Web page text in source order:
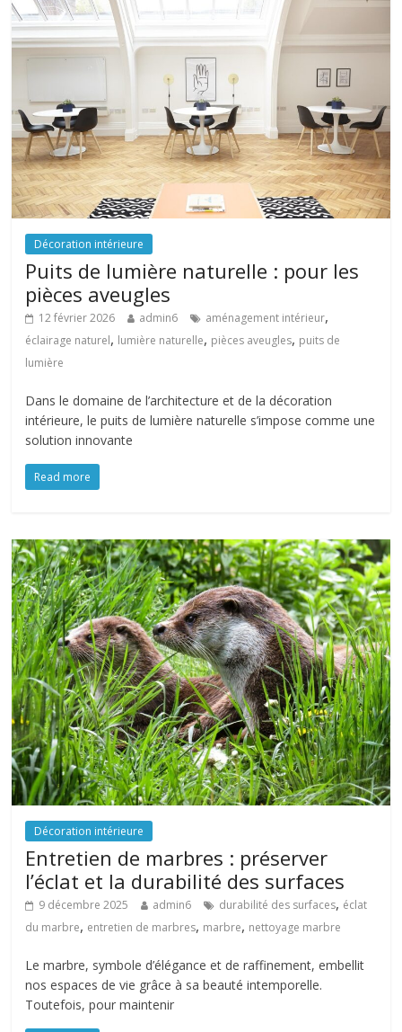
Décoration intérieure
Puits de lumière naturelle : pour les
pièces aveugles
12 février 2026 admin6 aménagement intérieur,
éclairage naturel, lumière naturelle, pièces aveugles, puits de
lumière
Dans le domaine de l’architecture et de la décoration
intérieure, le puits de lumière naturelle s’impose comme une
solution innovante
Read more
Décoration intérieure
Entretien de marbres : préserver
l’éclat et la durabilité des surfaces
9 décembre 2025 admin6 durabilité des surfaces, éclat
du marbre, entretien de marbres, marbre, nettoyage marbre
Le marbre, symbole d’élégance et de raffinement, embellit
nos espaces de vie grâce à sa beauté intemporelle.
Toutefois, pour maintenir